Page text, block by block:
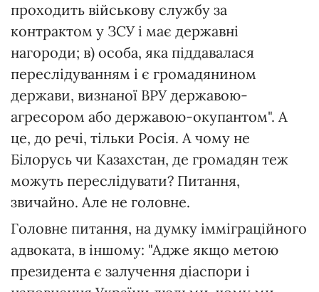
проходить військову службу за
контрактом у ЗСУ і має державні
нагороди; в) особа, яка піддавалася
переслідуванням і є громадянином
держави, визнаної ВРУ державою-
агресором або державою-окупантом". А
це, до речі, тільки Росія. А чому не
Білорусь чи Казахстан, де громадян теж
можуть переслідувати? Питання,
звичайно. Але не головне.
Головне питання, на думку імміграційного
адвоката, в іншому: "Адже якщо метою
президента є залучення діаспори і